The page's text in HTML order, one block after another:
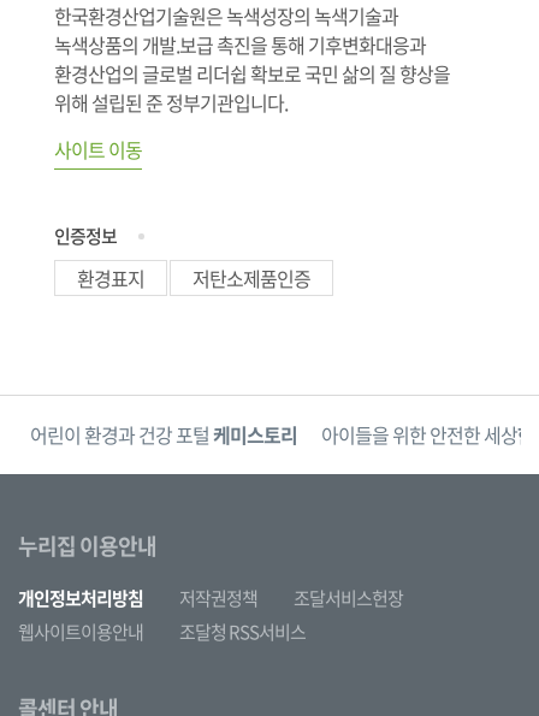
한국환경산업기술원은 녹색성장의 녹색기술과
녹색상품의 개발.보급 촉진을 통해 기후변화대응과
환경산업의 글로벌 리더쉽 확보로 국민 삶의 질 향상을
위해 설립된 준 정부기관입니다.
사이트 이동
인증정보
환경표지 저탄소제품인증
어린이 환경과 건강 포털케미스토리 아이들을 위한 안전한 세상
누리집 이용안내
개인정보처리방침 저작권정책
조달서비스헌장
웹사이트이용안내
조달청 RSS서비스
콜센터 안내